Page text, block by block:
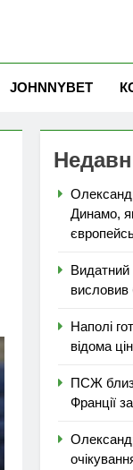
JOHNNYBET
Динамо,
Видатний
висловив
Наполі
відома
ПСЖ
Франції